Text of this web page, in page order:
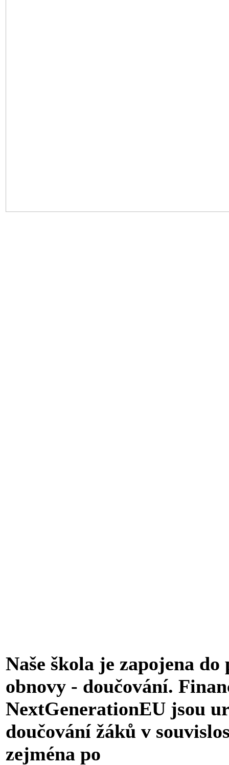
Naše škola je zapojena
obnovy - doučování.
NextGenerationEU jsou
doučování žáků v
zejména po